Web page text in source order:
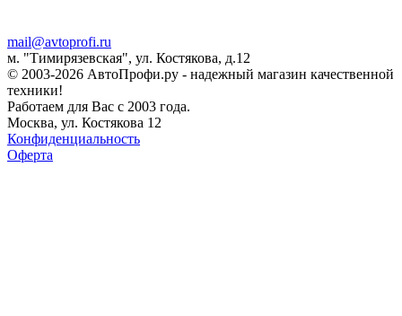
mail@avtoprofi.ru
м. "Тимирязевская", ул. Костякова, д.12
© 2003-2026 АвтоПрофи.ру - надежный магазин качественной
техники!
Работаем для Вас с 2003 года.
Москва, ул. Костякова 12
Конфиденциальность
Оферта